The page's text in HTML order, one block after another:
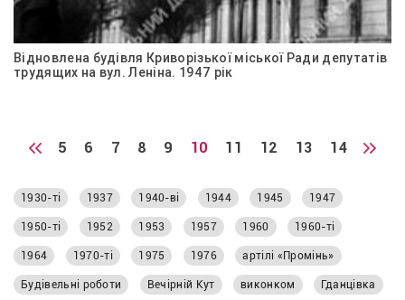
Відновлена будівля Криворізької міської Ради депутатів
трудящих на вул. Леніна. 1947 рік
5 6 7 8 9 10 11 12 13 14
1930-ті 1937 1940-ві 1944 1945 1947
1950-ті 1952 1953 1957 1960 1960-ті
1964 1970-ті 1975 1976 артілі «Промінь»
Будівельні роботи Вечірній Кут виконком Гданцівка